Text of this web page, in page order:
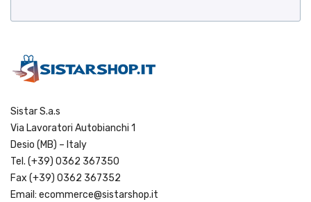
Sistar S.a.s
Via Lavoratori Autobianchi 1
Desio (MB) – Italy
Tel. (+39) 0362 367350
Fax (+39) 0362 367352
Email: ecommerce@sistarshop.it